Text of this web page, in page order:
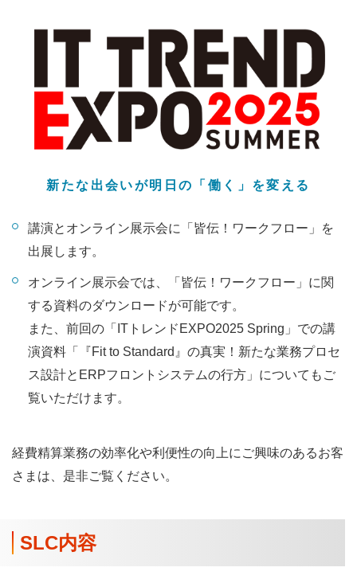
新たな出会いが明日の「働く」を変える
講演とオンライン展示会に「皆伝！ワークフロー」を
出展します。
オンライン展示会では、「皆伝！ワークフロー」に関
する資料のダウンロードが可能です。
また、前回の「ITトレンドEXPO2025 Spring」での講
演資料「『Fit to Standard』の真実！新たな業務プロセ
ス設計とERPフロントシステムの行方」についてもご
覧いただけます。
経費精算業務の効率化や利便性の向上にご興味のあるお客
さまは、是非ご覧ください。
SLC内容